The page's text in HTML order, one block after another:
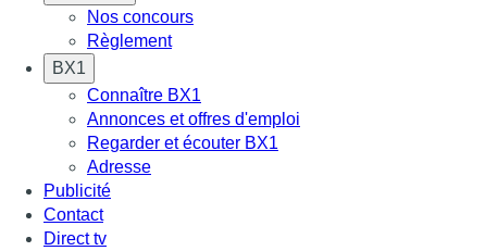
Nos concours
Règlement
BX1
Connaître BX1
Annonces et offres d'emploi
Regarder et écouter BX1
Adresse
Publicité
Contact
Direct tv